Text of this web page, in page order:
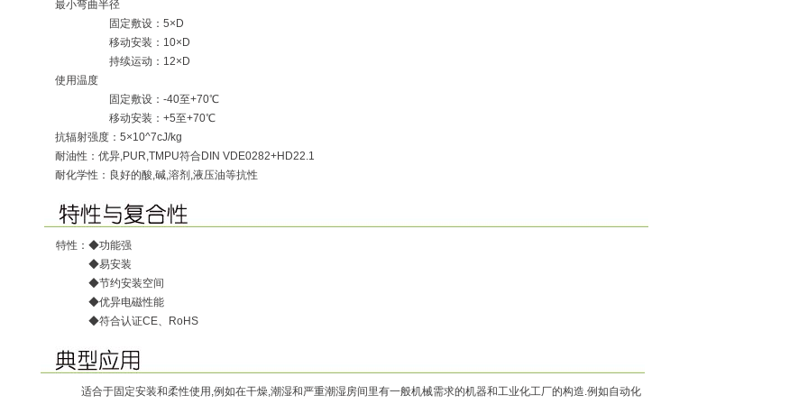
最小弯曲半径
固定敷设：5×D
移动安装：10×D
持续运动：12×D
使用温度
固定敷设：-40至+70℃
移动安装：+5至+70℃
抗辐射强度：5×10^7cJ/kg
耐油性：优异,PUR,TMPU符合DIN VDE0282+HD22.1
耐化学性：良好的酸,碱,溶剂,液压油等抗性
特性：◆功能强
◆易安装
◆节约安装空间
◆优异电磁性能
◆符合认证CE、RoHS
适合于固定安装和柔性使用,例如在干燥,潮湿和严重潮湿房间里有一般机械需求的机器和工业化工厂的构造.例如自动化